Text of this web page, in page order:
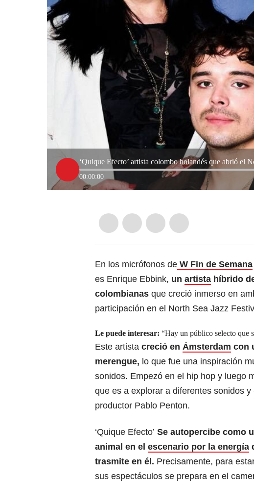
‘Quique Efecto’ artista colombo holandés que abrió el
00:00:00
En los micrófonos de W Fin de Semana
es Enrique Ebbink, un artista híbrido
colombianas que creció inmerso en
participación en el North Sea Jazz
Le puede interesar: “Hay un público selecto que
Este artista creció en Ámsterdam con
merengue, lo que fue una inspiración
sonidos. Empezó en el hip hop y luego
que es a explorar a diferentes sonidos
productor Pablo Penton.
‘Quique Efecto’ Se autopercibe como
animal en el escenario por la energía
trasmite en él. Precisamente, para
sus espectáculos se prepara en el